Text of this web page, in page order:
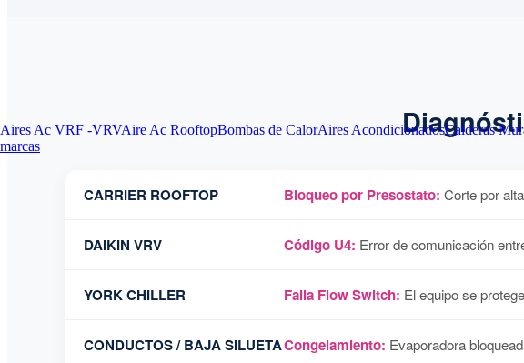
Aires Ac VRF -VRVAire Ac RooftopBombas de CalorAires AcondicionadosCalderas
marcas
CARRIER ROOFTOP Bloqueo por Presostato: Corte por
DAIKIN VRV Código U4: Error de comunicación
YORK CHILLER Falla Flow Switch: El equipo se
CONDUCTOS / BAJA SILUETACongelamiento: Evaporadora